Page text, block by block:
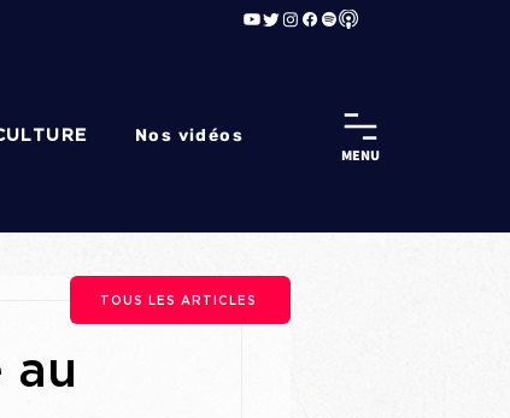
Nos vidéos
MENU
au
TOUS LES ARTICLES